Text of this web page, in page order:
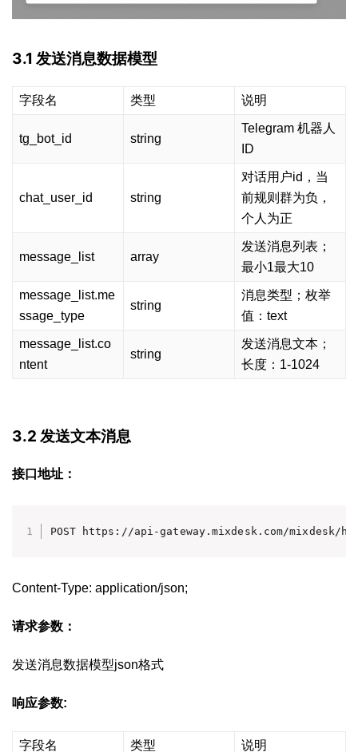
3.1 发送消息数据模型
字段名 类型 说明
tg_bot_id string
Telegram 机器人
ID
chat_user_id string
对话用户id，当
前规则群为负，
个人为正
message_list array
发送消息列表；
最小1最大10
message_list.me
ssage_type
string
消息类型；枚举
值：text
message_list.co
ntent
string
发送消息文本；
长度：1-1024
3.2 发送文本消息
接口地址：
POST https://api-gateway.mixdesk.com/mixdesk/
Content-Type: application/json;
请求参数：
发送消息数据模型json格式
响应参数:
字段名 类型 说明